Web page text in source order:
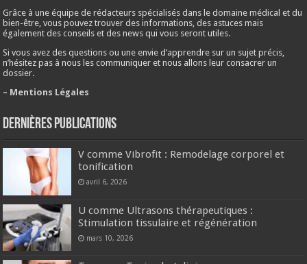
Grâce à une équipe de rédacteurs spécialisés dans le domaine médical et du
bien-être, vous pouvez trouver des informations, des astuces mais
également des conseils et des news qui vous seront utiles.
Si vous avez des questions ou une envie d’apprendre sur un sujet précis,
n’hésitez pas à nous les communiquer et nous allons leur consacrer un
dossier.
– Mentions Légales
Dernières publications
V comme Vibrofit : Remodelage corporel et
tonification
avril 6, 2026
U comme Ultrasons thérapeutiques :
Stimulation tissulaire et régénération
mars 10, 2026